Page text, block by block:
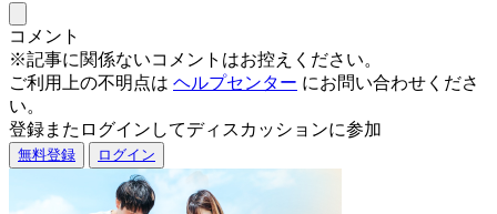
コメント
※記事に関係ないコメントはお控えください。
ご利用上の不明点は ヘルプセンター にお問い合わせくださ
い。
登録またログインしてディスカッションに参加
無料登録 ログイン